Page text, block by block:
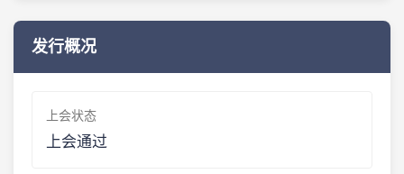
发行概况
上会状态
上会通过